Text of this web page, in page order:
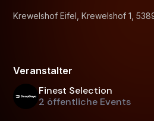
Krewelshof Eifel, Krewelshof 1,
Veranstalter
Finest Selection
2 öffentliche Events